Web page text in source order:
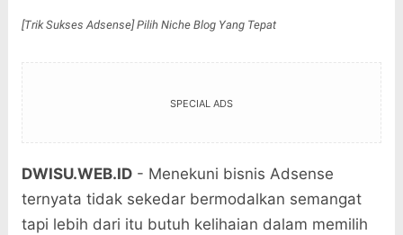
[Trik Sukses Adsense] Pilih Niche Blog Yang Tepat
SPECIAL ADS
DWISU.WEB.ID- Menekuni bisnis Adsense
ternyata tidak sekedar bermodalkan semangat
tapi lebih dari itu butuh kelihaian dalam memilih